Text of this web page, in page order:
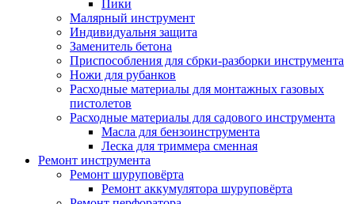
Пики
Малярный инструмент
Индивидуальня защита
Заменитель бетона
Приспособления для сбрки-разборки инструмента
Ножи для рубанков
Расходные материалы для монтажных газовых
пистолетов
Расходные материалы для садового инструмента
Масла для бензоинструмента
Леска для триммера сменная
Ремонт инструмента
Ремонт шуруповёрта
Ремонт аккумулятора шуруповёрта